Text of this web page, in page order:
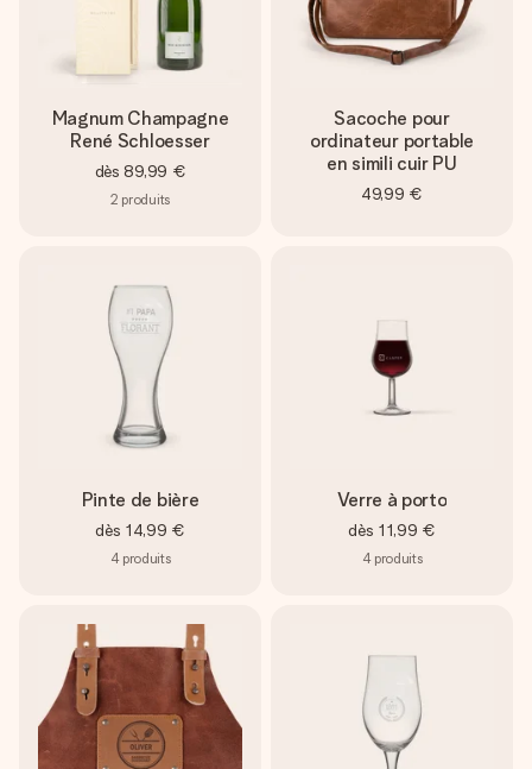
Magnum Champagne
René Schloesser
dès 89,99 €
2 produits
Sacoche pour
ordinateur portable
en simili cuir PU
49,99 €
Pinte de bière
dès 14,99 €
4 produits
Verre à porto
dès 11,99 €
4 produits